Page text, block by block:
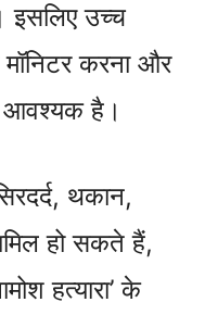
इसलिए उच्च
करना और
आवश्यक है।
थकान,
हो सकते हैं,
हत्यारा’ के